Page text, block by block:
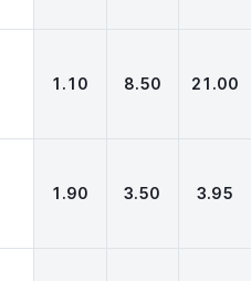
1.10 8.50 21.00
1.90 3.50 3.95